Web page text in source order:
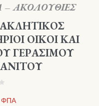
– ΑΚΟΛΟΥΘΙΕΣ
ΟΙΚΟΙ ΚΑΙ
ΓΕΡΑΣΙΜΟΥ
ΦΠΑ